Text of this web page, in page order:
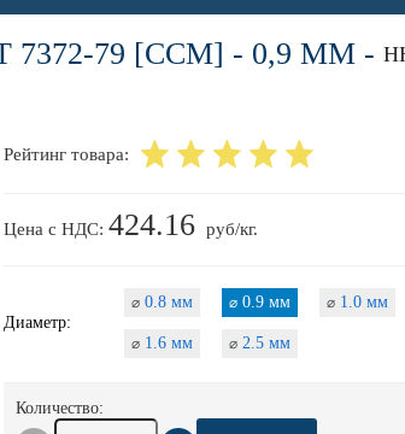
79 [ССМ] - 0,9 ММ -
Рейтинг товара:
Цена с НДС: 424.16 руб/кг.
Диаметр:
⌀0.8 мм ⌀0.9 мм ⌀1.0 мм
⌀1.6 мм ⌀2.5 мм
Количество: